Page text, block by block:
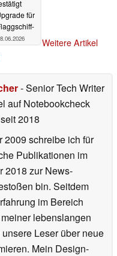
für
Weitere Artikel
- Senior Tech Writer
auf Notebookcheck
seit 2018
2009 schreibe ich für
Publikationen im
2018 zur News-
bin. Seitdem
im Bereich
lebenslangen
Leser über neue
Mein Design-